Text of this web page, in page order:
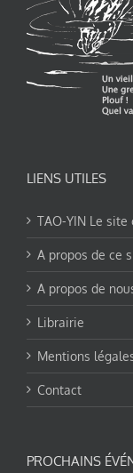
LIENS UTILES
TAO-YIN Le
A propos de ce
A propos de
Librairie
Mentions
Contact
PROCHAINS